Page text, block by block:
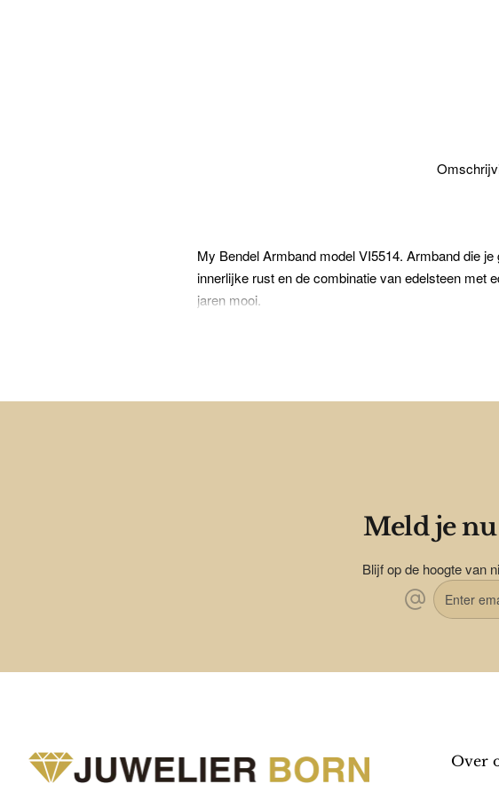
My Bendel Armband model VI5514. Armband die
innerlijke rust en de combinatie van edelsteen met
jaren mooi.
Meld je
Blijf op de hoogte van
Enter
email
Over